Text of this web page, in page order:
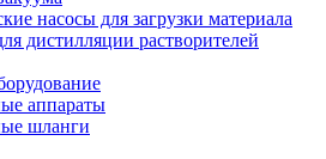
насосы для загрузки материала
дистилляции растворителей
аппараты
шланги